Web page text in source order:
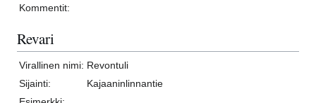
Kommentit:
Revari
Virallinen nimi: Revontuli
Sijainti:
Kajaaninlinnantie